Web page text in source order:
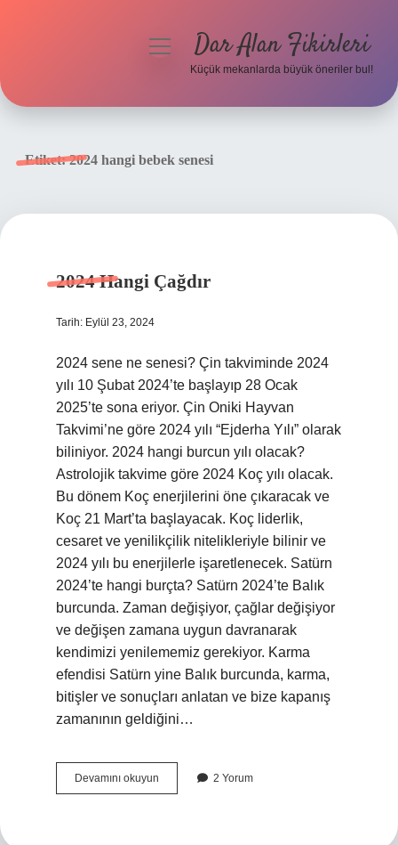
menüyüDar Alan Fikirleri
Küçük mekanlarda büyük öneriler bul!
Etiket:2024 hangi bebek senesi
2024 Hangi Çağdır
Tarih: Eylül 23, 2024
2024 sene ne senesi? Çin takviminde 2024
yılı 10 Şubat 2024’te başlayıp 28 Ocak
2025’te sona eriyor. Çin Oniki Hayvan
Takvimi’ne göre 2024 yılı “Ejderha Yılı” olarak
biliniyor. 2024 hangi burcun yılı olacak?
Astrolojik takvime göre 2024 Koç yılı olacak.
Bu dönem Koç enerjilerini öne çıkaracak ve
Koç 21 Mart’ta başlayacak. Koç liderlik,
cesaret ve yenilikçilik nitelikleriyle bilinir ve
2024 yılı bu enerjilerle işaretlenecek. Satürn
2024’te hangi burçta? Satürn 2024’te Balık
burcunda. Zaman değişiyor, çağlar değişiyor
ve değişen zamana uygun davranarak
kendimizi yenilememiz gerekiyor. Karma
efendisi Satürn yine Balık burcunda, karma,
bitişler ve sonuçları anlatan ve bize kapanış
zamanının geldiğini…
Devamını okuyun
Hangi
2 Yorum